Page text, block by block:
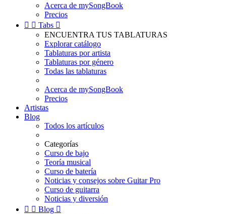
Acerca de mySongBook
Precios
  Tabs 
ENCUENTRA TUS TABLATURAS
Explorar catálogo
Tablaturas por artista
Tablaturas por género
Todas las tablaturas
Acerca de mySongBook
Precios
Artistas
Blog
Todos los artículos
Categorías
Curso de bajo
Teoría musical
Curso de batería
Noticias y consejos sobre Guitar Pro
Curso de guitarra
Noticias y diversión
  Blog 